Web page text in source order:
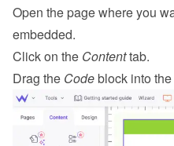
Open the page where you
embedded.
Click on the Content tab.
Drag the Code block into